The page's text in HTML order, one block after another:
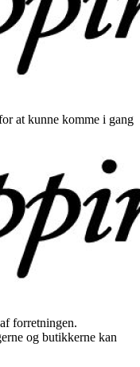
at kunne komme i gang
forretningen.
og butikkerne kan